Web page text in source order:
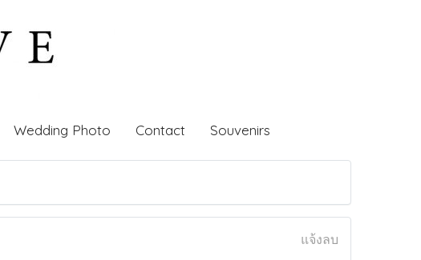
Wedding Photo Contact Souvenirs
แจ้งลบ